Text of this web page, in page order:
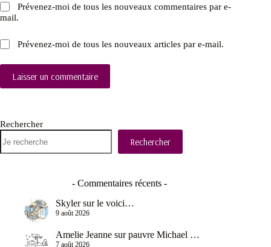
Prévenez-moi de tous les nouveaux commentaires par e-
mail.
Prévenez-moi de tous les nouveaux articles par e-mail.
Laisser un commentaire
Rechercher
Rechercher
- Commentaires récents -
Skylersurle voici…
9 août 2026
Amelie Jeanne surpauvre Michael …
7 août 2026